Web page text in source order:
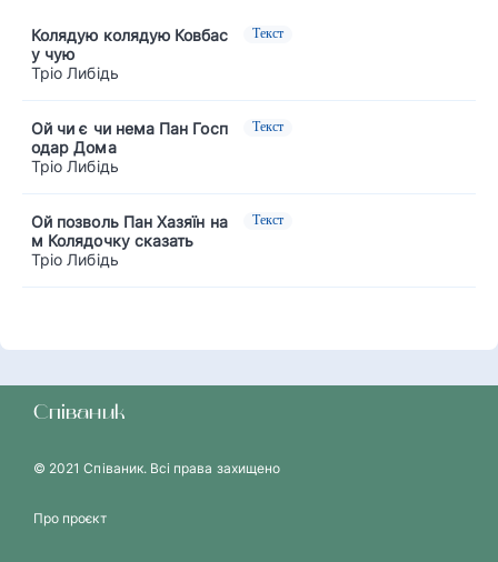
Колядую колядую Ковбас
у чую
Тріо Либідь
Текст
Ой чи є чи нема Пан Госп
одар Дома
Тріо Либідь
Текст
Ой позволь Пан Хазяїн на
м Колядочку сказать
Тріо Либідь
Текст
Співаник
© 2021 Співаник. Всі права захищено
Про проєкт